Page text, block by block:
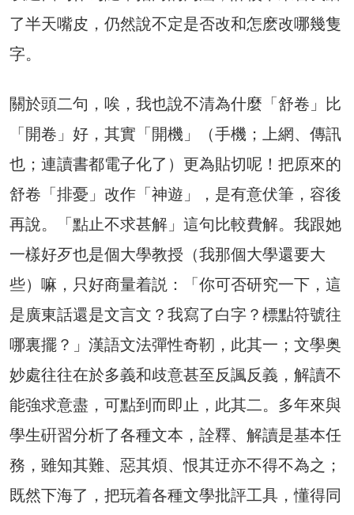
了半天嘴皮，仍然說不定是否改和怎麽改哪幾隻
字。
關於頭二句，唉，我也說不清為什麼「舒卷」比
「開卷」好，其實「開機」（手機；上網、傳訊
也；連讀書都電子化了）更為貼切呢！把原來的
舒卷「排憂」改作「神遊」，是有意伏筆，容後
再說。「點止不求甚解」這句比較費解。我跟她
一樣好歹也是個大學教授（我那個大學還要大
些）嘛，只好商量着説：「你可否研究一下，這
是廣東話還是文言文？我寫了白字？標點符號往
哪裏擺？」漢語文法彈性奇靭，此其一；文學奥
妙處往往在於多義和歧意甚至反諷反義，解讀不
能強求意盡，可點到而即止，此其二。多年來與
學生硏習分析了各種文本，詮釋、解讀是基本任
務，雖知其難、惡其煩、恨其迂亦不得不為之；
既然下海了，把玩着各種文學批評工具，懂得同